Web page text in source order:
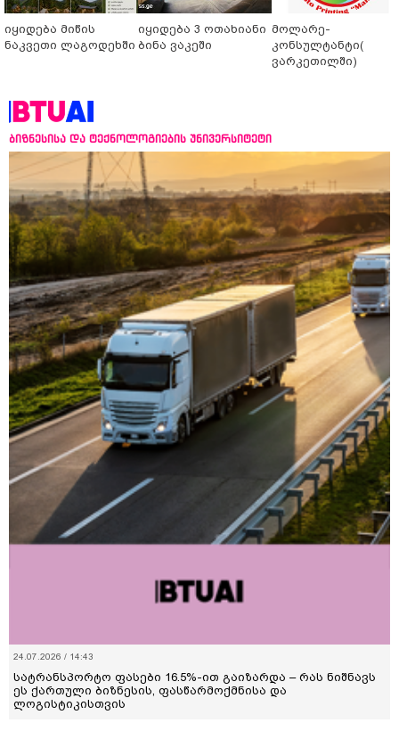
იყიდება მიწის
ნაკვეთი ლაგოდეხში
იყიდება 3 ოთახიანი
ბინა ვაკეში
მოლარე-
კონსულტანტი(
ვარკეთილში)
ბიზნესისა და ტექნოლოგიების უნივერსიტეტი
24.07.2026 / 14:43
სატრანსპორტო ფასები 16.5%-ით გაიზარდა – რას ნიშნავს
ეს ქართული ბიზნესის, ფასწარმოქმნისა და
ლოგისტიკისთვის